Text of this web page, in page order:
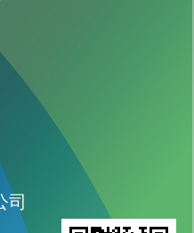
司